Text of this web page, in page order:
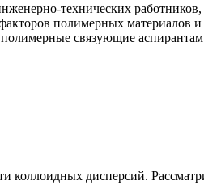
технических
полимерных материалов и
полимерные связующие
коллоидных дисперсий.